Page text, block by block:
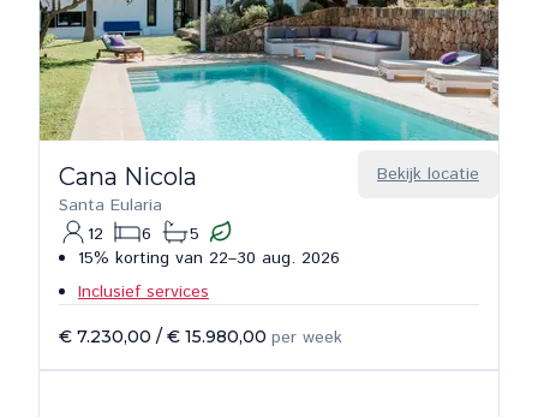
Bekijk locatie
Cana Nicola
Santa Eularia
12
6
5
15% korting van 22–30 aug. 2026
Inclusief services
€ 7.230,00 / € 15.980,00 per week